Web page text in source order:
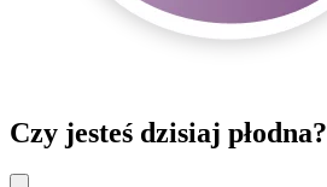
Czy jesteś dzisiaj płodna?